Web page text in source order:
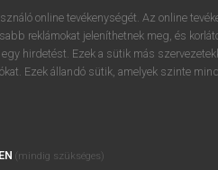
online tevékenységét. Az online
reklámokat jeleníthetnek meg, és
hirdetést. Ezek a sütik más
Ezek állandó sütik, amelyek szinte
(mindig szükséges)